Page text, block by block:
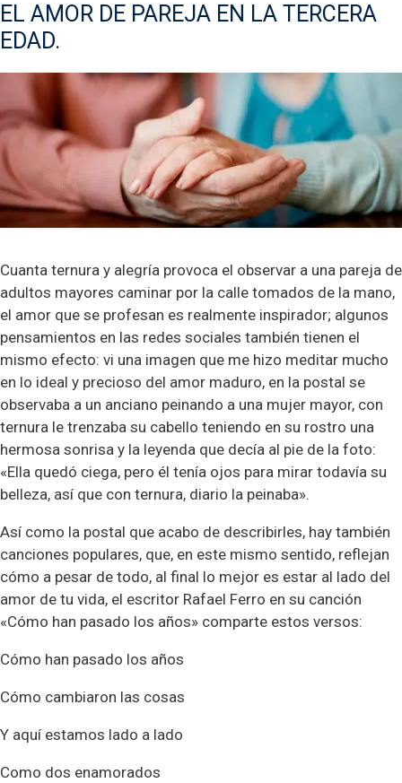
EL AMOR DE PAREJA EN LA TERCERA
EDAD.
Cuanta ternura y alegría provoca el observar a una pareja de
adultos mayores caminar por la calle tomados de la mano,
el amor que se profesan es realmente inspirador; algunos
pensamientos en las redes sociales también tienen el
mismo efecto: vi una imagen que me hizo meditar mucho
en lo ideal y precioso del amor maduro, en la postal se
observaba a un anciano peinando a una mujer mayor, con
ternura le trenzaba su cabello teniendo en su rostro una
hermosa sonrisa y la leyenda que decía al pie de la foto:
«Ella quedó ciega, pero él tenía ojos para mirar todavía su
belleza, así que con ternura, diario la peinaba».
Así como la postal que acabo de describirles, hay también
canciones populares, que, en este mismo sentido, reflejan
cómo a pesar de todo, al final lo mejor es estar al lado del
amor de tu vida, el escritor Rafael Ferro en su canción
«Cómo han pasado los años» comparte estos versos:
Cómo han pasado los años
Cómo cambiaron las cosas
Y aquí estamos lado a lado
Como dos enamorados